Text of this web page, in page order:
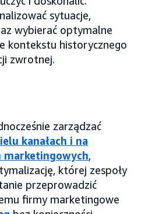
sytuacje,
wybierać optymalne
kontekstu historycznego
zwrotnej.
zarządzać
kanałach i na
,
której zespoły
przeprowadzić
firmy marketingowe